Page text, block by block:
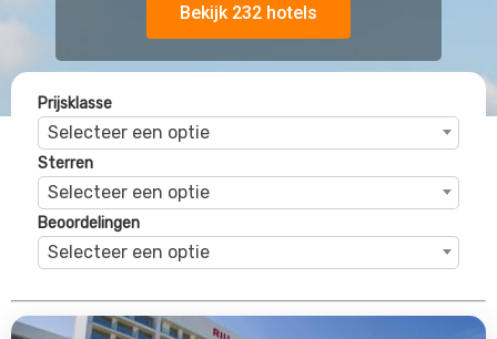
RIU Dubai
Dubai Stad, Dubai, Verenigde Arabische Emiraten
4.0